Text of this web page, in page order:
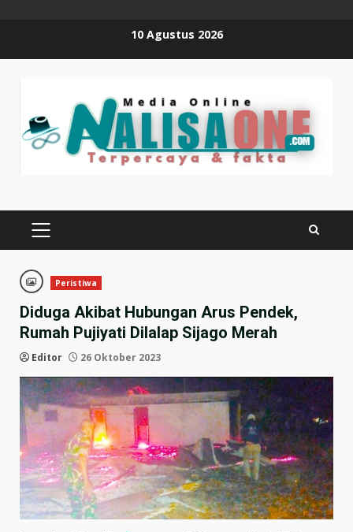
10 Agustus 2026
PRIMARY
Peristiwa
Diduga Akibat Hubungan Arus Pendek,
Rumah Pujiyati Dilalap Sijago Merah
Editor 26 Oktober 2023